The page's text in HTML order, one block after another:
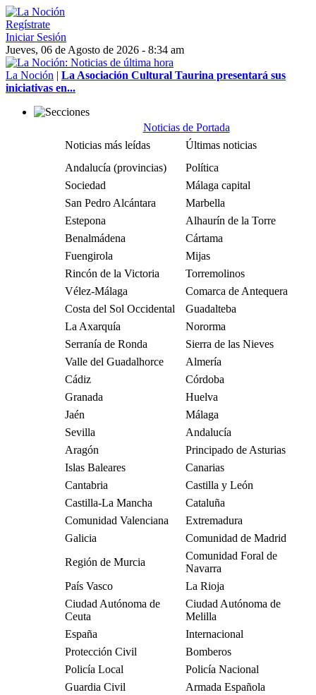
Regístrate
Iniciar Sesión
Jueves, 06 de Agosto de 2026 - 8:34 am
La Noción | La Asociación Cultural Taurina presentará sus
iniciativas en...
Noticias de Portada
Noticias más leídas
Últimas noticias
Andalucía (provincias)
Política
Sociedad
Málaga capital
San Pedro Alcántara
Marbella
Estepona
Alhaurín de la Torre
Benalmádena
Cártama
Fuengirola
Mijas
Rincón de la Victoria
Torremolinos
Vélez-Málaga
Comarca de Antequera
Costa del Sol Occidental
Guadalteba
La Axarquía
Nororma
Serranía de Ronda
Sierra de las Nieves
Valle del Guadalhorce
Almería
Cádiz
Córdoba
Granada
Huelva
Jaén
Málaga
Sevilla
Andalucía
Aragón
Principado de Asturias
Islas Baleares
Canarias
Cantabria
Castilla y León
Castilla-La Mancha
Cataluña
Comunidad Valenciana
Extremadura
Galicia
Comunidad de Madrid
Región de Murcia
Comunidad Foral de
Navarra
País Vasco
La Rioja
Ciudad Autónoma de
Ceuta
Ciudad Autónoma de
Melilla
España
Internacional
Protección Civil
Bomberos
Policía Local
Policía Nacional
Guardia Civil
Armada Española